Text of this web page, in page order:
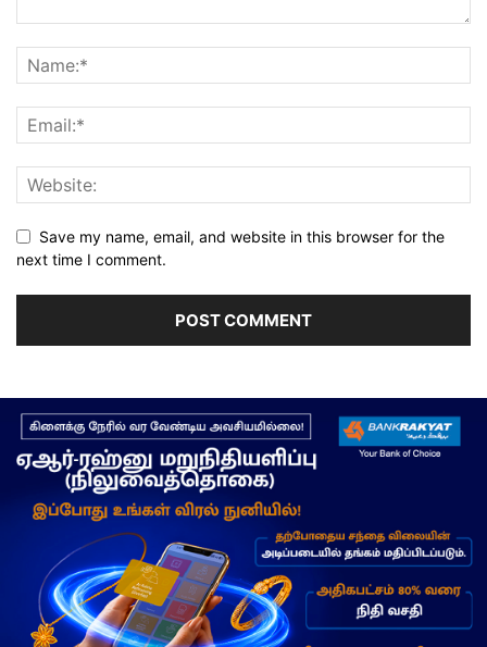
Save my name, email, and website in this browser for the
next time I comment.